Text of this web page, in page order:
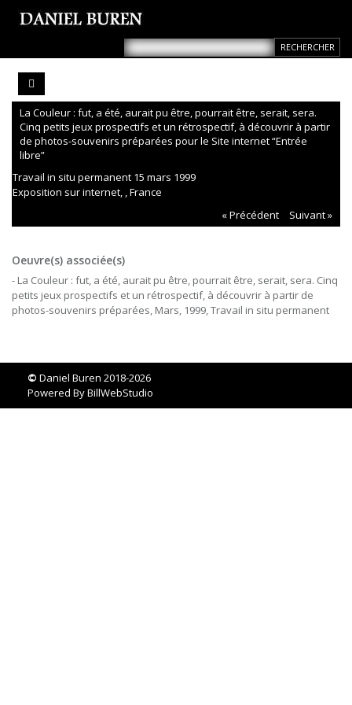
La Couleur : fut, a été, aurait pu être, pourrait être, serait, sera.
Cinq petits jeux prospectifs et un rétrospectif, à découvrir à partir
de photos-souvenirs préparées pour le Site internet “Entrée
libre”
Travail in situ permanent 15 mars 1999
Exposition sur internet, , France
« Précédent
Suivant »
Oeuvre(s) associée(s)
- La Couleur : fut, a été, aurait pu être, pourrait être, serait, sera. Cinq
petits jeux prospectifs et un rétrospectif, à découvrir à partir de
photos-souvenirs préparées, Mars, 1999, Travail in situ permanent
© Daniel Buren 2018-2026
Powered ByBillWebStudio